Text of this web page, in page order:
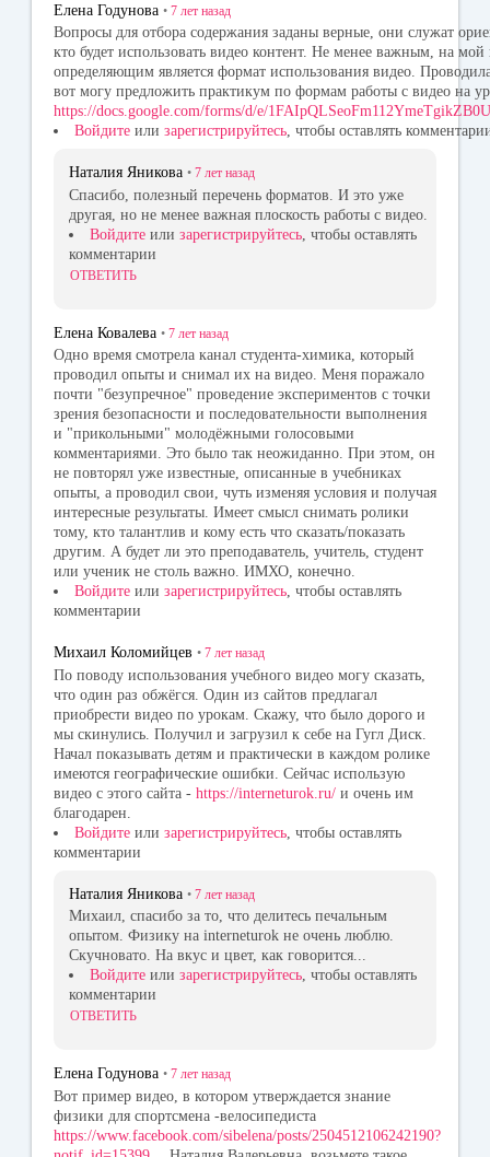
ni
ki
Елена Годунова • 7 лет назад
Вопросы для отбора содержания заданы верные, они служат
кто будет использовать видео контент. Не менее важным, на мой
определяющим является формат использования видео.
вот могу предложить практикум по формам работы с видео на
https://docs.google.com/forms/d/e/
Войдите или зарегистрируйтесь, чтобы оставлять
Наталия Яникова • 7 лет назад
Спасибо, полезный перечень форматов. И это уже
другая, но не менее важная плоскость работы с видео.
Войдите или зарегистрируйтесь , чтобы оставлять
комментарии
ОТВЕТИТЬ
Елена Ковалева • 7 лет назад
Одно время смотрела канал студента-химика, который
проводил опыты и снимал их на видео. Меня поражало
почти "безупречное" проведение экспериментов с точки
зрения безопасности и последовательности выполнения
и "прикольными" молодёжными голосовыми
комментариями. Это было так неожиданно. При этом, он
не повторял уже известные, описанные в учебниках
опыты, а проводил свои, чуть изменяя условия и получая
интересные результаты. Имеет смысл снимать ролики
тому, кто талантлив и кому есть что сказать/показать
другим. А будет ли это преподаватель, учитель, студент
или ученик не столь важно. ИМХО, конечно.
Войдите или зарегистрируйтесь, чтобы оставлять
комментарии
Михаил Коломийцев • 7 лет назад
По поводу использования учебного видео могу сказать,
что один раз обжёгся. Один из сайтов предлагал
приобрести видео по урокам. Скажу, что было дорого и
мы скинулись. Получил и загрузил к себе на Гугл Диск.
Начал показывать детям и практически в каждом ролике
имеются географические ошибки. Сейчас использую
видео с этого сайта - https://interneturok.ru/ и очень им
благодарен.
Войдите или зарегистрируйтесь , чтобы оставлять
комментарии
Наталия Яникова • 7 лет назад
Михаил, спасибо за то, что делитесь печальным
опытом. Физику на interneturok не очень люблю.
Скучновато. На вкус и цвет, как говорится...
Войдите или зарегистрируйтесь, чтобы оставлять
комментарии
ОТВЕТИТЬ
Елена Годунова • 7 лет назад
Вот пример видео, в котором утверждается знание
физики для спортсмена -велосипедиста
https://www.facebook.com/sibelena/posts/2504512106242190?